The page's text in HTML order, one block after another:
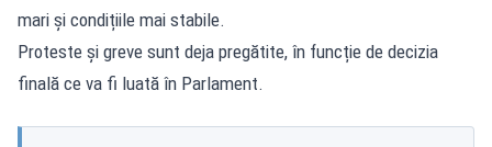
mari și condițiile mai stabile.
Proteste și greve sunt deja pregătite, în funcție de decizia
finală ce va fi luată în Parlament.